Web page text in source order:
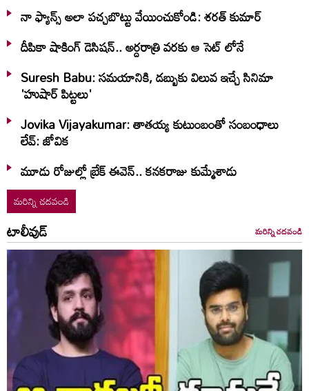
నా ఫ్యాన్స్ అలా పచ్చబొట్టు వేయించుకోండి: శరత్ కుమార్
దీపికా షాకింగ్ డెసిషన్.. అర్దరాత్రి వరకు ఆ సెట్ లోనే
Suresh Babu: సమయానికి, డబ్బుకు విలువ ఇచ్చే సినిమా
'హుషార్‌ పిట్టలు'
Jovika Vijayakumar: తాతయ్య కుటుంబంతో సంబంధాలు
లేవ్: జోవిక
మూడు రోజుల్లో బ్రేక్ ఈవెన్.. కనకరాజు కుమ్మేశాడు
మరిన్ని చదవండి
టాలీవుడ్ మరిన్ని చదవండి